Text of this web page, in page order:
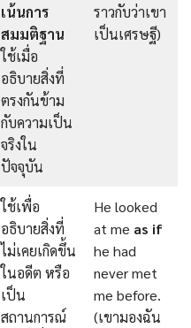
เน้นการ
สมมติฐาน
ใช้เมื่อ
อธิบายสิ่งที่
ตรงกันข้าม
กับความเป็น
จริงใน
ปัจจุบัน
ราวกับว่าเขา
เป็นเศรษฐี)
ใช้เพื่อ
อธิบายสิ่งที่
ไม่เคยเกิดขึ้น
ในอดีต หรือ
เป็น
สถานการณ์
He looked
at me as if
he had
never met
me before.
(เขามองฉัน